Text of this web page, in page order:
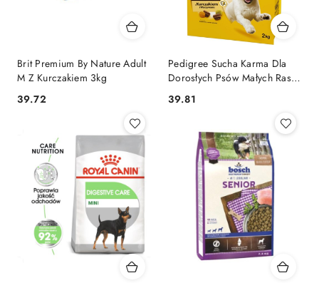
Brit Premium By Nature Adult
M Z Kurczakiem 3kg
Cena:
39.72
Pedigree Sucha Karma Dla
Dorosłych Psów Małych Ras Z
Cena:
39.81